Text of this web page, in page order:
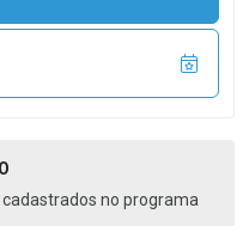
no programa